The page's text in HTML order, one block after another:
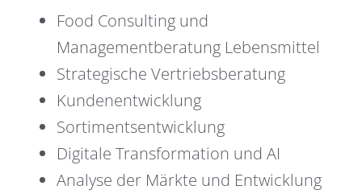
Food Consulting und
Managementberatung Lebensmittel
Strategische Vertriebsberatung
Kundenentwicklung
Sortimentsentwicklung
Digitale Transformation und AI
Analyse der Märkte und Entwicklung